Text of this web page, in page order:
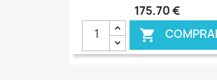
175,70 €
